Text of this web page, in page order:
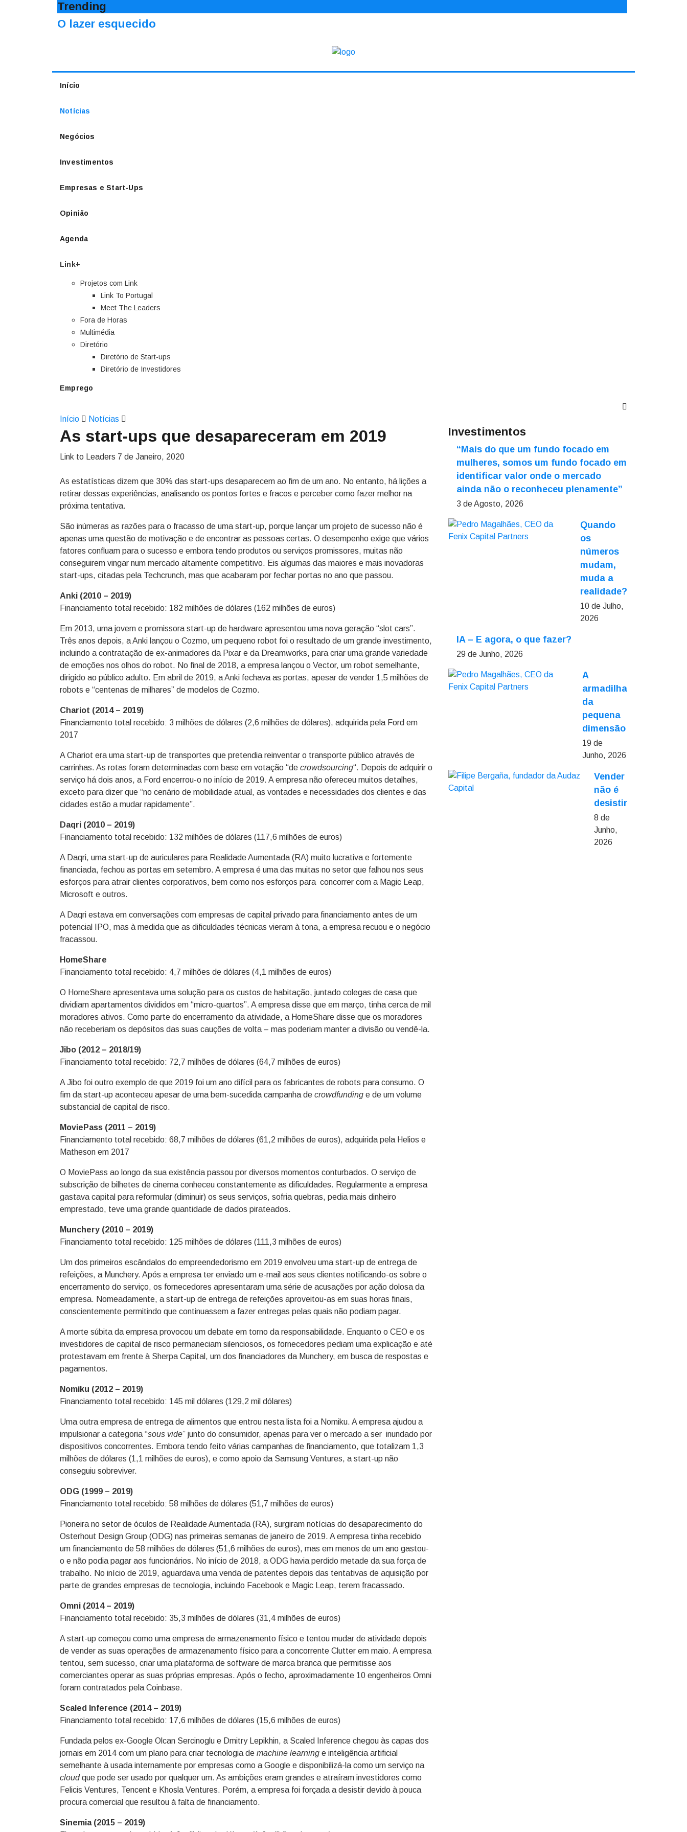
Trending
O lazer esquecido
Início
Notícias
Negócios
Investimentos
Empresas e Start-Ups
Opinião
Agenda
Link+
Projetos com Link
Link To Portugal
Meet The Leaders
Fora de Horas
Multimédia
Diretório
Diretório de Start-ups
Diretório de Investidores
Emprego
Início Notícias
As start-ups que desapareceram em 2019
Link to Leaders 7 de Janeiro, 2020
As estatísticas dizem que 30% das start-ups desaparecem ao fim de um ano. No entanto, há lições a
retirar dessas experiências, analisando os pontos fortes e fracos e perceber como fazer melhor na
próxima tentativa.
São inúmeras as razões para o fracasso de uma start-up, porque lançar um projeto de sucesso não é
apenas uma questão de motivação e de encontrar as pessoas certas. O desempenho exige que vários
fatores confluam para o sucesso e embora tendo produtos ou serviços promissores, muitas não
conseguirem vingar num mercado altamente competitivo. Eis algumas das maiores e mais inovadoras
start-ups, citadas pela Techcrunch, mas que acabaram por fechar portas no ano que passou.
Anki (2010 – 2019)
Financiamento total recebido: 182 milhões de dólares (162 milhões de euros)
Em 2013, uma jovem e promissora start-up de hardware apresentou uma nova geração “slot cars”.
Três anos depois, a Anki lançou o Cozmo, um pequeno robot foi o resultado de um grande investimento,
incluindo a contratação de ex-animadores da Pixar e da Dreamworks, para criar uma grande variedade
de emoções nos olhos do robot. No final de 2018, a empresa lançou o Vector, um robot semelhante,
dirigido ao público adulto. Em abril de 2019, a Anki fechava as portas, apesar de vender 1,5 milhões de
robots e “centenas de milhares” de modelos de Cozmo.
Chariot (2014 – 2019)
Financiamento total recebido: 3 milhões de dólares (2,6 milhões de dólares), adquirida pela Ford em
2017
A Chariot era uma start-up de transportes que pretendia reinventar o transporte público através de
carrinhas. As rotas foram determinadas com base em votação “de crowdsourcing“. Depois de adquirir o
serviço há dois anos, a Ford encerrou-o no início de 2019. A empresa não ofereceu muitos detalhes,
exceto para dizer que “no cenário de mobilidade atual, as vontades e necessidades dos clientes e das
cidades estão a mudar rapidamente”.
Daqri (2010 – 2019)
Financiamento total recebido: 132 milhões de dólares (117,6 milhões de euros)
A Daqri, uma start-up de auriculares para Realidade Aumentada (RA) muito lucrativa e fortemente
financiada, fechou as portas em setembro. A empresa é uma das muitas no setor que falhou nos seus
esforços para atrair clientes corporativos, bem como nos esforços para concorrer com a Magic Leap,
Microsoft e outros.
A Daqri estava em conversações com empresas de capital privado para financiamento antes de um
potencial IPO, mas à medida que as dificuldades técnicas vieram à tona, a empresa recuou e o negócio
fracassou.
HomeShare
Financiamento total recebido: 4,7 milhões de dólares (4,1 milhões de euros)
O HomeShare apresentava uma solução para os custos de habitação, juntado colegas de casa que
dividiam apartamentos divididos em “micro-quartos”. A empresa disse que em março, tinha cerca de mil
moradores ativos. Como parte do encerramento da atividade, a HomeShare disse que os moradores
não receberiam os depósitos das suas cauções de volta – mas poderiam manter a divisão ou vendê-la.
Jibo (2012 – 2018/19)
Financiamento total recebido: 72,7 milhões de dólares (64,7 milhões de euros)
A Jibo foi outro exemplo de que 2019 foi um ano difícil para os fabricantes de robots para consumo. O
fim da start-up aconteceu apesar de uma bem-sucedida campanha de crowdfunding e de um volume
substancial de capital de risco.
MoviePass (2011 – 2019)
Financiamento total recebido: 68,7 milhões de dólares (61,2 milhões de euros), adquirida pela Helios e
Matheson em 2017
O MoviePass ao longo da sua existência passou por diversos momentos conturbados. O serviço de
subscrição de bilhetes de cinema conheceu constantemente as dificuldades. Regularmente a empresa
gastava capital para reformular (diminuir) os seus serviços, sofria quebras, pedia mais dinheiro
emprestado, teve uma grande quantidade de dados pirateados.
Munchery (2010 – 2019)
Financiamento total recebido: 125 milhões de dólares (111,3 milhões de euros)
Um dos primeiros escândalos do empreendedorismo em 2019 envolveu uma start-up de entrega de
refeições, a Munchery. Após a empresa ter enviado um e-mail aos seus clientes notificando-os sobre o
encerramento do serviço, os fornecedores apresentaram uma série de acusações por ação dolosa da
empresa. Nomeadamente, a start-up de entrega de refeições aproveitou-as em suas horas finais,
conscientemente permitindo que continuassem a fazer entregas pelas quais não podiam pagar.
A morte súbita da empresa provocou um debate em torno da responsabilidade. Enquanto o CEO e os
investidores de capital de risco permaneciam silenciosos, os fornecedores pediam uma explicação e até
protestavam em frente à Sherpa Capital, um dos financiadores da Munchery, em busca de respostas e
pagamentos.
Nomiku (2012 – 2019)
Financiamento total recebido: 145 mil dólares (129,2 mil dólares)
Uma outra empresa de entrega de alimentos que entrou nesta lista foi a Nomiku. A empresa ajudou a
impulsionar a categoria “sous vide” junto do consumidor, apenas para ver o mercado a ser inundado por
dispositivos concorrentes. Embora tendo feito várias campanhas de financiamento, que totalizam 1,3
milhões de dólares (1,1 milhões de euros), e como apoio da Samsung Ventures, a start-up não
conseguiu sobreviver.
ODG (1999 – 2019)
Financiamento total recebido: 58 milhões de dólares (51,7 milhões de euros)
Pioneira no setor de óculos de Realidade Aumentada (RA), surgiram notícias do desaparecimento do
Osterhout Design Group (ODG) nas primeiras semanas de janeiro de 2019. A empresa tinha recebido
um financiamento de 58 milhões de dólares (51,6 milhões de euros), mas em menos de um ano gastou-
o e não podia pagar aos funcionários. No início de 2018, a ODG havia perdido metade da sua força de
trabalho. No início de 2019, aguardava uma venda de patentes depois das tentativas de aquisição por
parte de grandes empresas de tecnologia, incluindo Facebook e Magic Leap, terem fracassado.
Omni (2014 – 2019)
Financiamento total recebido: 35,3 milhões de dólares (31,4 milhões de euros)
A start-up começou como uma empresa de armazenamento físico e tentou mudar de atividade depois
de vender as suas operações de armazenamento físico para a concorrente Clutter em maio. A empresa
tentou, sem sucesso, criar uma plataforma de software de marca branca que permitisse aos
comerciantes operar as suas próprias empresas. Após o fecho, aproximadamente 10 engenheiros Omni
foram contratados pela Coinbase.
Scaled Inference (2014 – 2019)
Financiamento total recebido: 17,6 milhões de dólares (15,6 milhões de euros)
Fundada pelos ex-Google Olcan Sercinoglu e Dmitry Lepikhin, a Scaled Inference chegou às capas dos
jornais em 2014 com um plano para criar tecnologia de machine learning e inteligência artificial
semelhante à usada internamente por empresas como a Google e disponibilizá-la como um serviço na
cloudque pode ser usado por qualquer um. As ambições eram grandes e atraíram investidores como
Felicis Ventures, Tencent e Khosla Ventures. Porém, a empresa foi forçada a desistir devido à pouca
procura comercial que resultou à falta de financiamento.
Sinemia (2015 – 2019)
Investimentos
“Mais do que um fundo focado em
mulheres, somos um fundo focado em
identificar valor onde o mercado
ainda não o reconheceu plenamente”
3 de Agosto, 2026
Quando
os
números
mudam,
muda a
realidade?
10 de Julho,
2026
IA – E agora, o que fazer?
29 de Junho, 2026
A
armadilha
da
pequena
dimensão
19 de
Junho, 2026
Vender
não é
desistir
8 de
Junho,
2026